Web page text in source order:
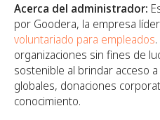
Acerca del administrador:
por Goodera, la empresa
voluntariado para empleados
organizaciones sin fines de
sostenible al brindar acceso
globales, donaciones
conocimiento.